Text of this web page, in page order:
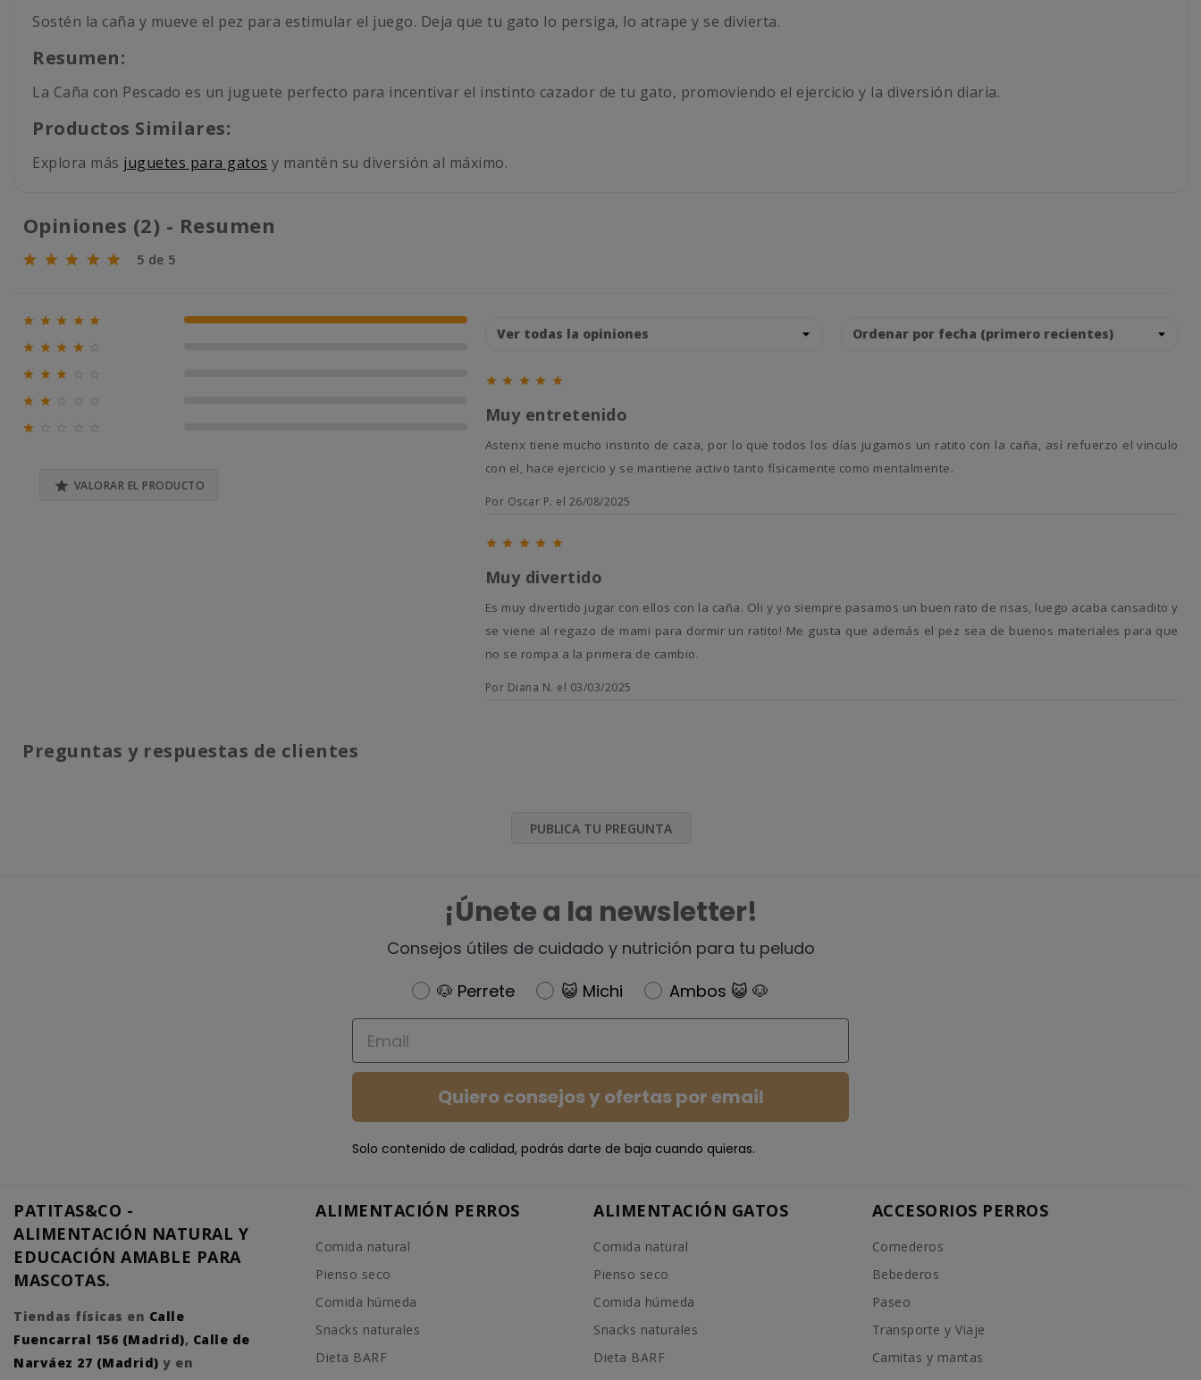
Sostén la caña y mueve el pez para estimular el juego. Deja que tu gato lo persiga, lo atrape y se divierta.
Resumen:
La Caña con Pescado es un juguete perfecto para incentivar el instinto cazador de tu gato, promoviendo el ejercicio y la diversión diaria.
Productos Similares:
Explora más juguetes para gatos y mantén su diversión al máximo.
Opiniones (2) - Resumen
5 de 5
     100% (2)
   
  
 

 VALORAR EL PRODUCTO
    
Muy entretenido
Asterix tiene mucho instinto de caza, por lo que todos los días jugamos un ratito con la caña, así refuerzo el vinculo
con el, hace ejercicio y se mantiene activo tanto físicamente como mentalmente.
Por Oscar P. el 26/08/2025
    
Muy divertido
Es muy divertido jugar con ellos con la caña. Oli y yo siempre pasamos un buen rato de risas, luego acaba cansadito y
se viene al regazo de mami para dormir un ratito! Me gusta que además el pez sea de buenos materiales para que
no se rompa a la primera de cambio.
Por Diana N. el 03/03/2025
Preguntas y respuestas de clientes
PUBLICA TU PREGUNTA
¡Únete a la newsletter!
Consejos útiles de cuidado y nutrición para tu peludo
Newsletter
🐶 Perrete 😺 Michi
Ambos 😺 🐶
Email
Quiero consejos y ofertas por email
Solo contenido de calidad, podrás darte de baja cuando quieras.
PATITAS&CO -
ALIMENTACIÓN NATURAL Y
EDUCACIÓN AMABLE PARA
MASCOTAS.
Tiendas físicas en Calle
Fuencarral 156 (Madrid), Calle de
Narváez 27 (Madrid) y en
ALIMENTACIÓN PERROS
Comida natural
Pienso seco
Comida húmeda
Snacks naturales
Dieta BARF
ALIMENTACIÓN GATOS
Comida natural
Pienso seco
Comida húmeda
Snacks naturales
Dieta BARF
ACCESORIOS PERROS
Comederos
Bebederos
Paseo
Transporte y Viaje
Camitas y mantas